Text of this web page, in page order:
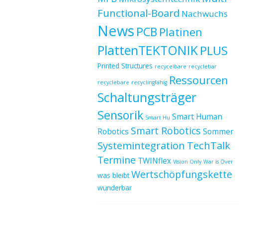
Functional-Board Nachwuchs
News PCB Platinen
PlattenTEKTONIK PLUS
Printed Structures recycelbare recyclebar
recyclebare recyclingfähig Ressourcen
Schaltungsträger
Sensorik Smart Hu Smart Human
Robotics Smart Robotics Sommer
Systemintegration TechTalk
Termine TWINflex Vision Only War is Over
was bleibt Wertschöpfungskette
wunderbar